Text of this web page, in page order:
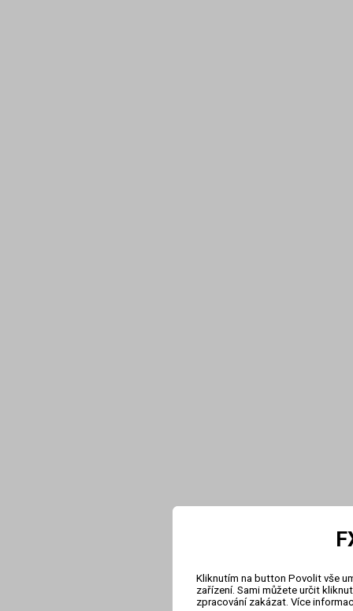
Kliknutím na button Povolit vše
zařízení. Sami můžete určit
zpracování zakázat. Více